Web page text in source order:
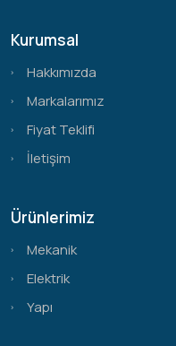
Kurumsal
Hakkımızda
Markalarımız
Fiyat Teklifi
İletişim
Ürünlerimiz
Mekanik
Elektrik
Yapı